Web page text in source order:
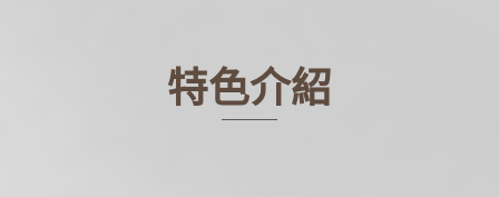
特色介紹